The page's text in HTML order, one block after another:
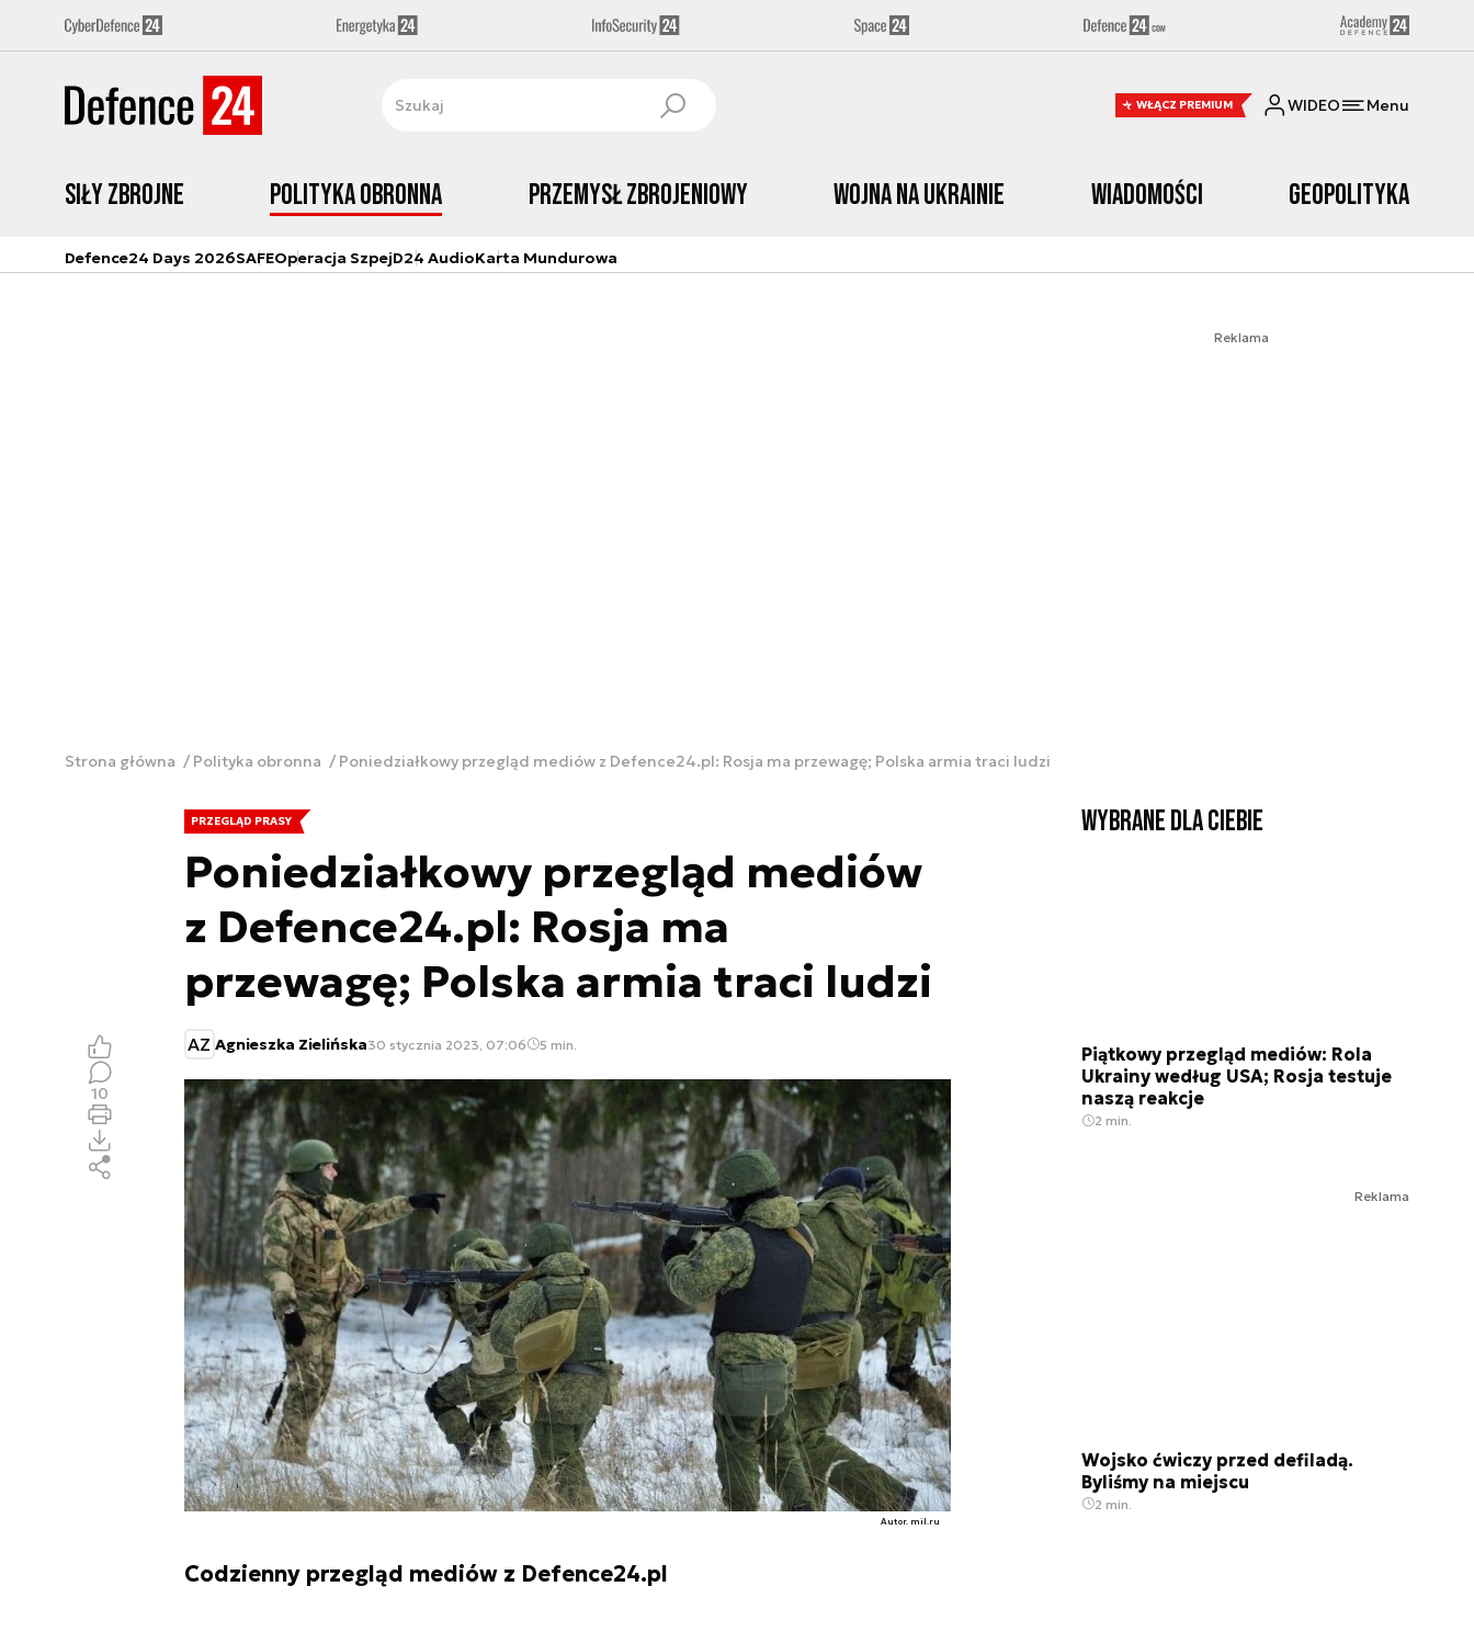
WŁĄCZ PREMIUM WIDEO Menu
Siły zbrojne Polityka obronna Przemysł Zbrojeniowy Wojna na Ukrainie Wiadomości Geopolityka
Defence24 Days 2026SAFEOperacja SzpejD24 AudioKarta Mundurowa
Reklama
Strona główna Polityka obronna Poniedziałkowy przegląd mediów z Defence24.pl: Rosja ma przewagę; Polska armia traci ludzi
PRZEGLĄD PRASY
Poniedziałkowy przegląd mediów
z Defence24.pl: Rosja ma
przewagę; Polska armia traci ludzi
AZ Agnieszka Zielińska30 stycznia 2023, 07:06 5 min.
Autor. mil.ru
Codzienny przegląd mediów z Defence24.pl
10
Wybrane dla Ciebie
Piątkowy przegląd mediów: Rola
Ukrainy według USA; Rosja testuje
naszą reakcje
2 min.
Reklama
Wojsko ćwiczy przed defiladą.
Byliśmy na miejscu
2 min.